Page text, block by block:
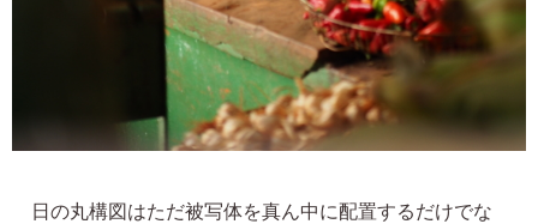
日の丸構図はただ被写体を真ん中に配置するだけでな